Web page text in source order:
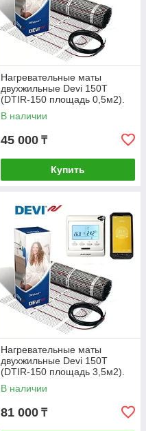
Нагревательные маты
двухжильные Devi 150Т
(DTIR-150 площадь 0,5м2).
Дания.
В наличии
45 000 ₸
Купить
Нагревательные маты
двухжильные Devi 150Т
(DTIR-150 площадь 3,5м2).
Дания.
В наличии
81 000 ₸